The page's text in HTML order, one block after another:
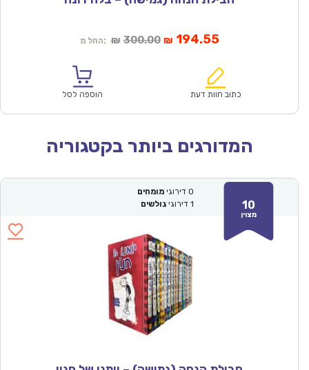
החל מ: ₪ 300.00המחיר
₪300.00.
₪ 194.55המחיר
הוא:
כתוב חוות דעת הוספה לסל
המדורגים ביותר בקטגוריה
10
מצוין
0 דירוגי מומחים
1 דירוגי גולשים